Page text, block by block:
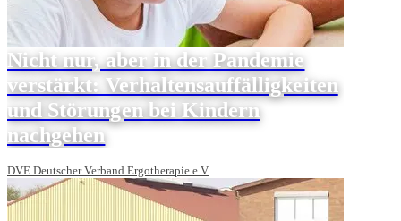
Nicht nur, aber in der Pandemie
verstärkt: Verhaltensauffälligkeiten
und Störungen bei Kindern
nachgehen
DVE Deutscher Verband Ergotherapie e.V.